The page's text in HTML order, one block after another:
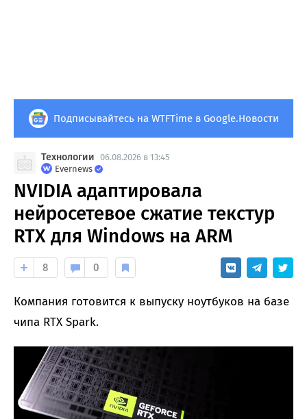
Подписывайтесь на WTFTime в Google.Новости
Технологии 06.08.2026 в 13:45
Evernews
NVIDIA адаптировала
нейросетевое сжатие текстур
RTX для Windows на ARM
8 0
Компания готовится к выпуску ноутбуков на базе
чипа RTX Spark.